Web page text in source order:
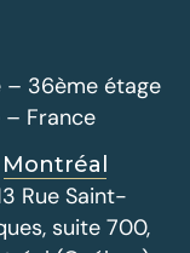
– 36ème étage
– France
Montréal
Rue Saint-
suite 700,